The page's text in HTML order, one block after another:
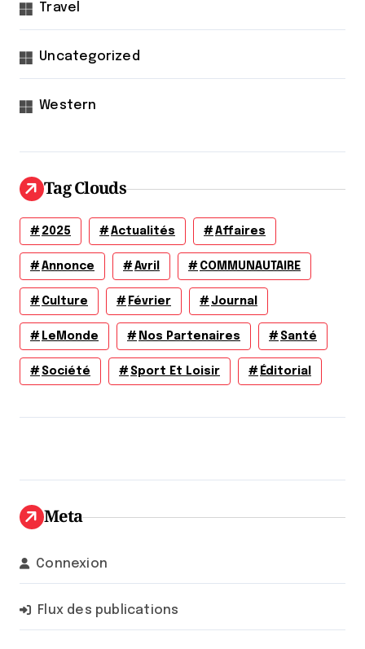
Travel
Uncategorized
Western
Tag Clouds
2025 Actualités Affaires
Annonce Avril COMMUNAUTAIRE
Culture Février Journal
LeMonde Nos Partenaires Santé
Société Sport Et Loisir Éditorial
Meta
Connexion
Flux des publications